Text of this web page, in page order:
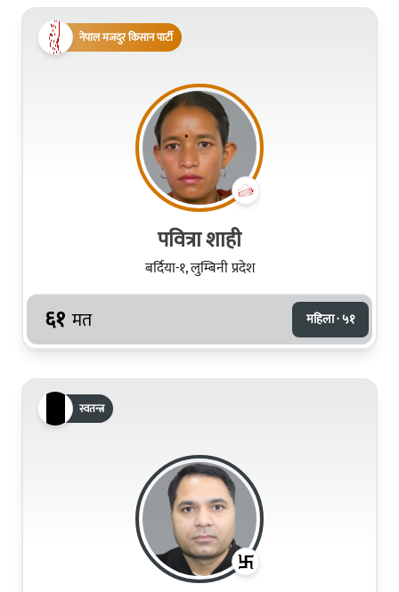
नेपाल मजदुर किसान पार्टी
पवित्रा शाही
बर्दिया-१, लुम्बिनी प्रदेश
६१ मत महिला · ५१
स्वतन्त्र